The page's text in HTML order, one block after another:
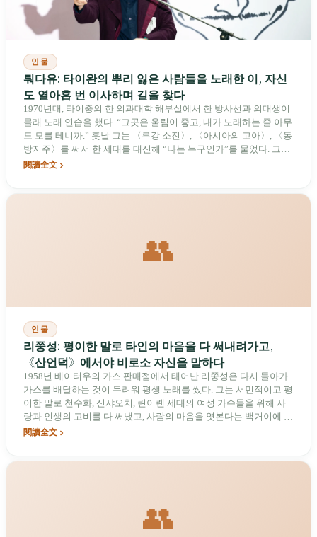
인물
뤄다유: 타이완의 뿌리 잃은 사람들을 노래한 이, 자신
도 열아홉 번 이사하며 길을 찾다
1970년대, 타이중의 한 의과대학 해부실에서 한 방사선과 의대생이
몰래 노래 연습을 했다. “그곳은 울림이 좋고, 내가 노래하는 줄 아무
도 모를 테니까.” 훗날 그는 〈루강 소진〉, 〈아시아의 고아〉, 〈동
방지주〉를 써서 한 세대를 대신해 “나는 누구인가”를 물었다. 그러
나 뿌리 잃은 사람들을 두루 노래한 이 사람 자신도 타이베이에서 뉴
閱讀全文
👥
인물
리쭝성: 평이한 말로 타인의 마음을 다 써내려가고,
《산언덕》에서야 비로소 자신을 말하다
1958년 베이터우의 가스 판매점에서 태어난 리쭝성은 다시 돌아가
가스를 배달하는 것이 두려워 평생 노래를 썼다. 그는 서민적이고 평
이한 말로 천수화, 신샤오치, 린이롄 세대의 여성 가수들을 위해 사
랑과 인생의 고비를 다 써냈고, 사람의 마음을 엿본다는 백거이에 비
유되었다. 그러나 타인의 속내를 가장 잘 이해하던 이 사람은 자신의
閱讀全文
👥